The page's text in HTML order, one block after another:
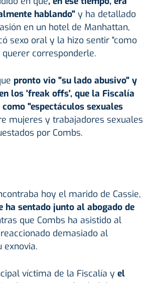
hablando" y ha detallado
en un hotel de Manhattan,
sexo oral y la hizo sentir "como
corresponderle.
pronto vio "su lado abusivo" y
los 'freak offs', que la Fiscalía
"espectáculos sexuales
mujeres y trabajadores sexuales
por Combs.
hoy el marido de Cassie,
ha sentado junto al abogado de
que Combs ha asistido al
demasiado al
exnovia.
víctima de la Fiscalía y el